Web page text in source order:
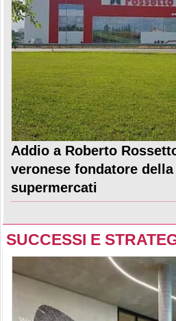
Addio a Roberto
veronese fondatore
supermercati
SUCCESSI E